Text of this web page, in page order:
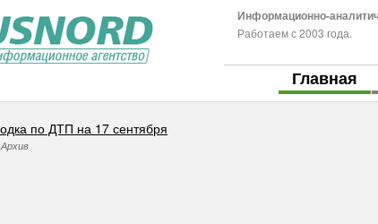
Информационно-
Работаем с 2003 года.
Главная
по ДТП на 17 сентября
Архив